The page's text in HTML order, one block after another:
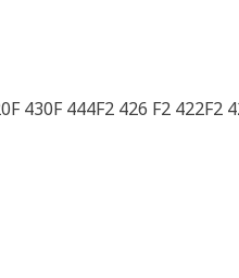
430F 444F2 426 F2 422F2